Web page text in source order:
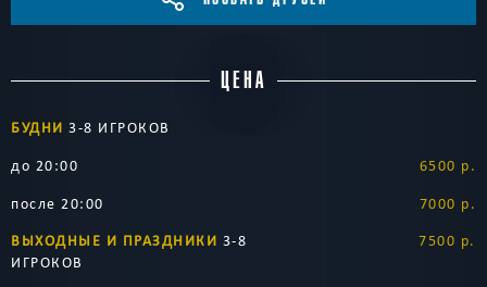
ЦЕНА
БУДНИ 3-8 ИГРОКОВ
до 20:00 6500 р.
после 20:00
7000 р.
ВЫХОДНЫЕ И ПРАЗДНИКИ 3-8
ИГРОКОВ
7500 р.